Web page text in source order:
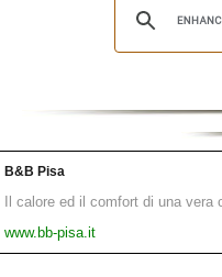
B&B Pisa
Il calore ed il comfort di una
www.bb-pisa.it